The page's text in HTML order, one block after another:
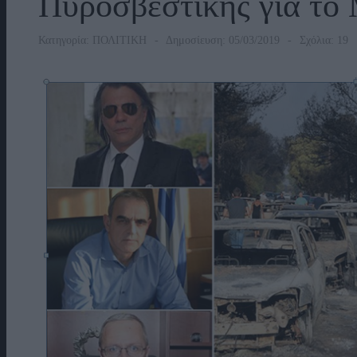
Κατηγορία: ΠΟΛΙΤΙΚΗ Δημοσίευση: 05/03/2019 Σχόλια: 19